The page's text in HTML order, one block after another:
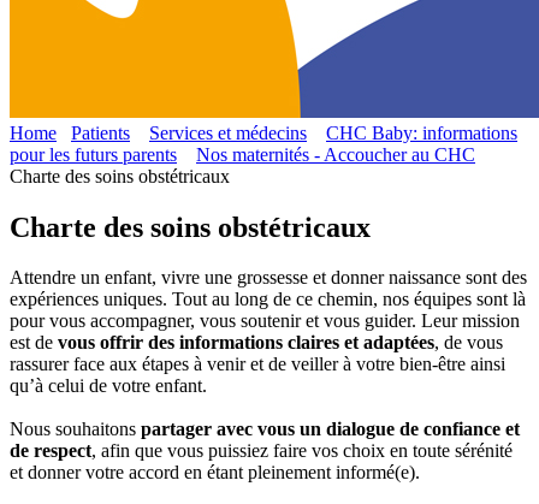
Home Patients Services et médecins
CHC Baby: informations
pour les futurs parents
Nos maternités - Accoucher au CHC
Charte des soins obstétricaux
Charte des soins obstétricaux
Attendre un enfant, vivre une grossesse et donner naissance sont des
expériences uniques. Tout au long de ce chemin, nos équipes sont là
pour vous accompagner, vous soutenir et vous guider. Leur mission
est de vous offrir des informations claires et adaptées, de vous
rassurer face aux étapes à venir et de veiller à votre bien-être ainsi
qu’à celui de votre enfant.
Nous souhaitons partager avec vous un dialogue de confiance et
de respect, afin que vous puissiez faire vos choix en toute sérénité
et donner votre accord en étant pleinement informé(e).